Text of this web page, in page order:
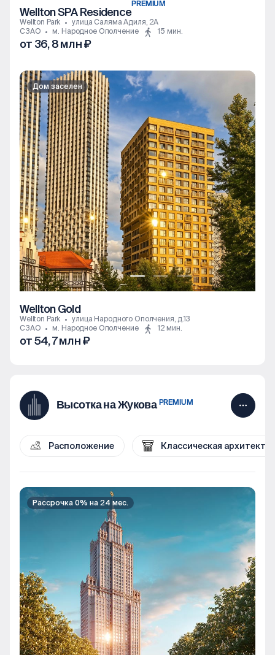
Wellton SPA Residence
PREMIUM
Wellton Park
улица Саляма Адиля, 2А
СЗАО
м. Народное Ополчение 15 мин.
от 36, 8 млн ₽
1к 2к 3к
Дом заселен
Wellton Gold
Wellton Park
улица Народного Ополчения, д.13
СЗАО
м. Народное Ополчение 12 мин.
от 54, 7 млн ₽
Высотка на Жукова PREMIUM
Расположение Классическая
Рассрочка 0% на 24 мес.